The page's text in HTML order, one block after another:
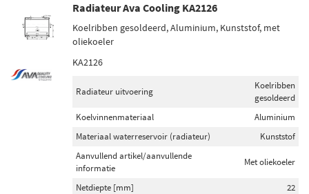
Radiateur Ava Cooling KA2126
Koelribben gesoldeerd, Aluminium, Kunststof, met
oliekoeler
KA2126
Radiateur uitvoering
Koelribben
gesoldeerd
Koelvinnenmateriaal
Aluminium
Materiaal waterreservoir (radiateur)
Kunststof
Aanvullend artikel/aanvullende
informatie
Met oliekoeler
Netdiepte [mm]
22